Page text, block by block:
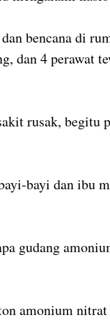
bencana di
dan 4 perawat
rusak, begitu
bayi dan ibu
gudang
amonium